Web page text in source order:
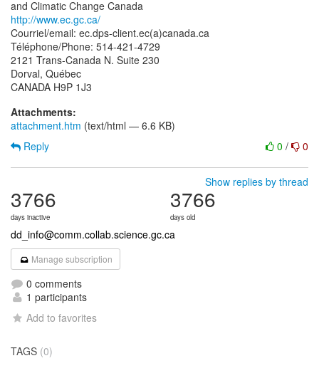
http://www.ec.gc.ca/
Courriel/email: ec.dps-client.ec(a)canada.ca
Téléphone/Phone: 514-421-4729
2121 Trans-Canada N. Suite 230
Dorval, Québec
Attachments:
attachment.htm (text/html — 6.6 KB)
0 / 0
Reply
Show replies by thread
3766
days inactive
3766
days old
dd_info@comm.collab.science.gc.ca
Manage subscription
0 comments
1 participants
Add to favorites
TAGS (0)